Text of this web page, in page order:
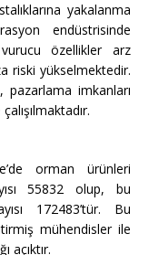
yakalanma
endüstrisinde
özellikler arz
riski yükselmektedir.
imkanları
orman ürünleri
55832 olup, bu
172483’tür. Bu
mühendisler ile
açıktır.